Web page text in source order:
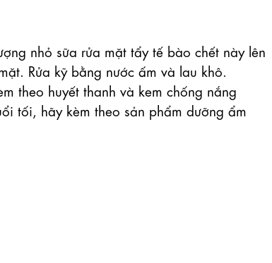
nhỏ sữa rửa mặt tẩy tế bào chết này lên
Rửa kỹ bằng nước ấm và lau khô.
theo huyết thanh và kem chống nắng
tối, hãy kèm theo sản phẩm dưỡng ẩm